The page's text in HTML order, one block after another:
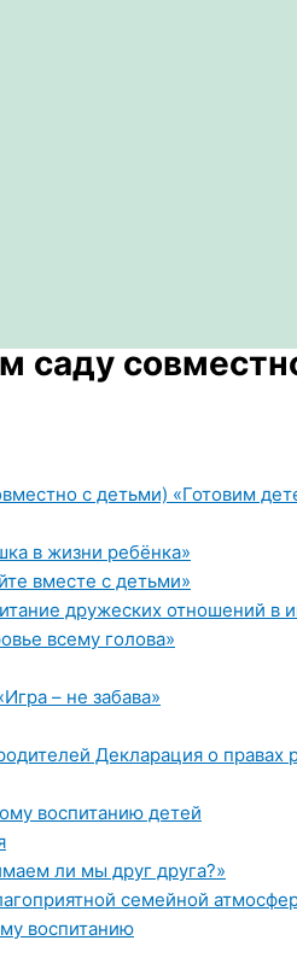
саду
с детьми) «Готовим
в жизни ребёнка»
вместе с детьми»
дружеских отношений в
всему голова»
– не забава»
Декларация о правах
воспитанию детей
ли мы друг друга?»
семейной
воспитанию